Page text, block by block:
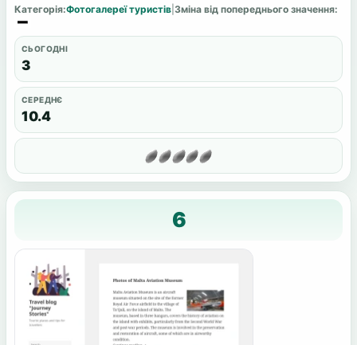
Категорія:Фотогалереї туристів Зміна від попереднього значення:
СЬОГОДНІ
3
СЕРЕДНЄ
10.4
6